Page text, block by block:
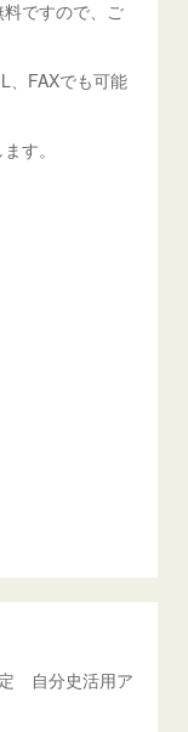
ですので、ご
、FAXでも可能
す。
自分史活用ア